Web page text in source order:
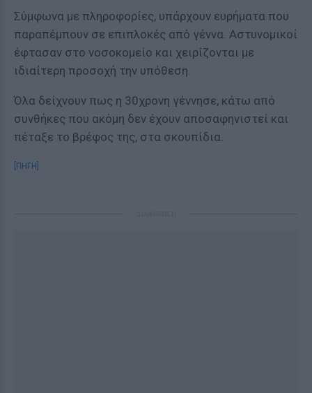
Σύμφωνα με πληροφορίες, υπάρχουν ευρήματα που
παραπέμπουν σε επιπλοκές από γέννα. Αστυνομικοί
έφτασαν στο νοσοκομείο και χειρίζονται με
ιδιαίτερη προσοχή την υπόθεση.
Όλα δείχνουν πως η 30χρονη γέννησε, κάτω από
συνθήκες που ακόμη δεν έχουν αποσαφηνιστεί και
πέταξε το βρέφος της, στα σκουπίδια.
[ΠΗΓΗ]